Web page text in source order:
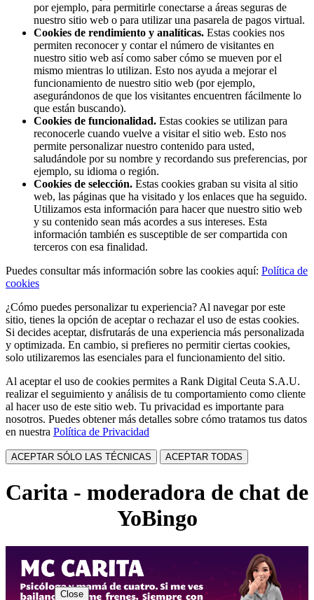
por ejemplo, para permitirle conectarse a áreas seguras de
nuestro sitio web o para utilizar una pasarela de pagos virtual.
Cookies de rendimiento y analíticas. Estas cookies nos
permiten reconocer y contar el número de visitantes en
nuestro sitio web así como saber cómo se mueven por el
mismo mientras lo utilizan. Esto nos ayuda a mejorar el
funcionamiento de nuestro sitio web (por ejemplo,
asegurándonos de que los visitantes encuentren fácilmente lo
que están buscando).
Cookies de funcionalidad. Estas cookies se utilizan para
reconocerle cuando vuelve a visitar el sitio web. Esto nos
permite personalizar nuestro contenido para usted,
saludándole por su nombre y recordando sus preferencias, por
ejemplo, su idioma o región.
Cookies de selección. Estas cookies graban su visita al sitio
web, las páginas que ha visitado y los enlaces que ha seguido.
Utilizamos esta información para hacer que nuestro sitio web
y su contenido sean más acordes a sus intereses. Esta
información también es susceptible de ser compartida con
terceros con esa finalidad.
Puedes consultar más información sobre las cookies aquí: Política de
cookies
¿Cómo puedes personalizar tu experiencia? Al navegar por este
sitio, tienes la opción de aceptar o rechazar el uso de estas cookies.
Si decides aceptar, disfrutarás de una experiencia más personalizada
y optimizada. En cambio, si prefieres no permitir ciertas cookies,
solo utilizaremos las esenciales para el funcionamiento del sitio.
Al aceptar el uso de cookies permites a Rank Digital Ceuta S.A.U.
realizar el seguimiento y análisis de tu comportamiento como cliente
al hacer uso de este sitio web. Tu privacidad es importante para
nosotros. Puedes obtener más detalles sobre cómo tratamos tus datos
en nuestra Política de Privacidad
ACEPTAR SÓLO LAS TÉCNICAS ACEPTAR TODAS
Carita - moderadora de chat de
YoBingo
Close